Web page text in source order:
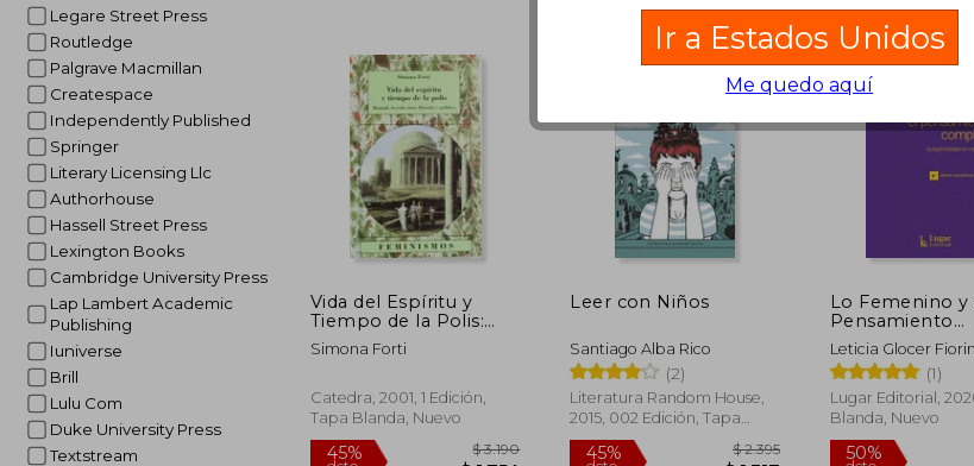
Legare Street Press
Routledge
Palgrave Macmillan
Createspace
Independently Published
Springer
Literary Licensing Llc
Authorhouse
Hassell Street Press
Lexington Books
Cambridge University Press
Lap Lambert Academic
Publishing
Iuniverse
Brill
Lulu Com
Duke University Press
Textstream
40%
dcto.
45%
dcto. dcto.
Vida del Espíritu y
Tiempo de la Polis:
Hannah Arendt Entre
Filosofía y Política
Simona Forti
Catedra, 2001, 1 Edición,
Tapa Blanda, Nuevo
Leer con Niños
Santiago Alba Rico
(2)
Literatura Random House,
2015, 002 Edición, Tapa
Blanda, Nuevo
Lo Femenino y
Pensamiento
Complejo
Subjetividades
Transicion
Leticia Glocer
(1)
Lugar Editorial,
Blanda, Nuevo
Ir a Estados Unidos
Me quedo aquí